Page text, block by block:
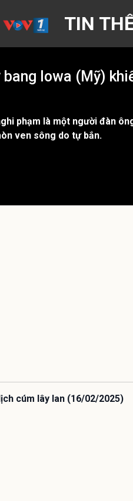
TIN
Iowa (Mỹ)
phạm là một người đàn
ven sông do tự bắn.
cúm lây lan (16/02/2025)